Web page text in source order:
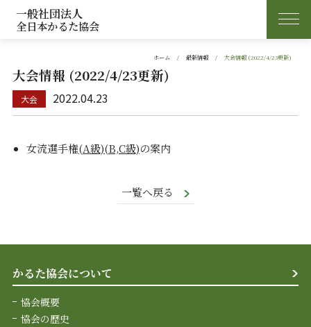
一般社団法人
全日本かるた協会
ホーム 最新情報 大会情報 (2022/4/23更新)
大会情報 (2022/4/23更新)
2022.04.23
女流選手権(A級)(B,C級)の案内
一覧へ戻る
かるた協会について
協会概要
協会の歴史